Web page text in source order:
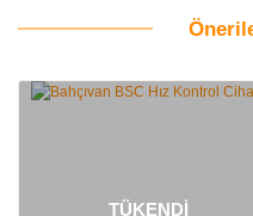
TÜKENDİ